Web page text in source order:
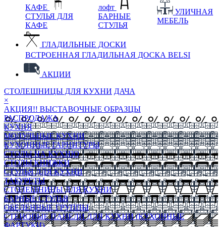
КАФЕ
СТУЛЬЯ ДЛЯ
КАФЕ
лофт
БАРНЫЕ
СТУЛЬЯ
УЛИЧНАЯ
МЕБЕЛЬ
ГЛАДИЛЬНЫЕ ДОСКИ
ВСТРОЕННАЯ ГЛАДИЛЬНАЯ ДОСКА BELSI
АКЦИИ
СТОЛЕШНИЦЫ ДЛЯ КУХНИ ДАЧА
×
АКЦИЯ!! ВЫСТАВОЧНЫЕ ОБРАЗЦЫ
РАСПРОДАЖА
КУХНЯ
МОДУЛЬНЫЕ КУХНИ
КУХОННЫЕ ГАРНИТУРЫ
СТОЛЫ НА КУХНЮ
СТОЛЫ КНИЖКИ
СТУЛЬЯ ДЛЯ КУХНИ
ТАБУРЕТЫ
СТОЛЕШНИЦЫ ДЛЯ КУХНИ
БАРНЫЕ СТУЛЬЯ
ОБЕДЕННЫЕ ГРУППЫ
СТЕНОВЫЕ ПАНЕЛИ ДЛЯ КУХНИ (КУХОННЫЕ